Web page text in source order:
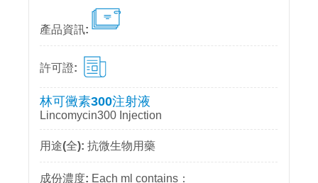
林可黴素300注射液
Lincomycin300 Injection
抗微生物用藥
Each ml contains：